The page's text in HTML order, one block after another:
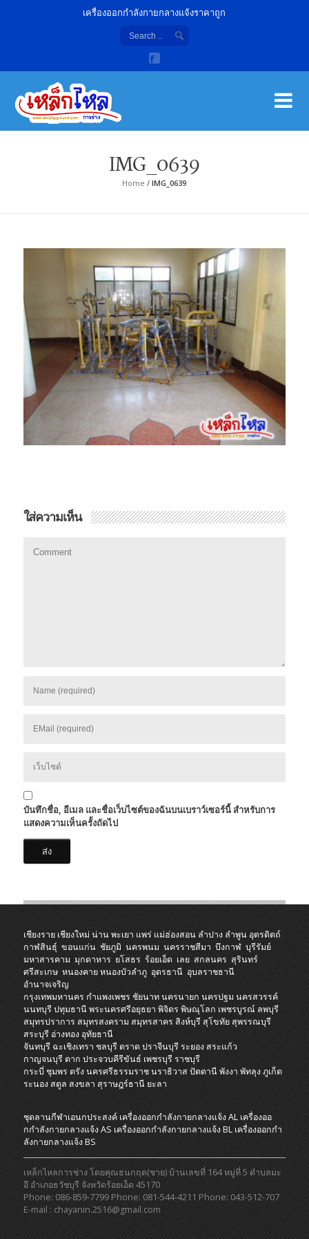
เครื่องออกกำลังกายกลางแจ้งราคาถูก
IMG_0639
Home /IMG_0639
ใส่ความเห็น
บันทึกชื่อ, อีเมล และชื่อเว็บไซต์ของฉันบนเบราว์เซอร์นี้ สำหรับการ
แสดงความเห็นครั้งถัดไป
เชียงราย เชียงใหม่ น่านพะเยา แพร่ แม่ฮ่องสอน ลำปาง ลำพูน อุตรดิตถ์
กาฬสินธุ์ ขอนแก่น ชัยภูมิ นครพนม นครราชสีมา บึงกาฬ บุรีรัมย์
มหาสารคาม มุกดาหาร ยโสธร ร้อยเอ็ด เลย สกลนคร สุรินทร์
ศรีสะเกษ หนองคายหนองบัวลำภู อุดรธานี อุบลราชธานี
อำนาจเจริญ
กรุงเทพมหานคร กำแพงเพชร ชัยนาทนครนายก นครปฐม นครสวรรค์
นนทบุรีปทุมธานีพระนครศรีอยุธยา พิจิตรพิษณุโลก เพชรบูรณ์ ลพบุรี
สมุทรปราการสมุทรสงคราม สมุทรสาครสิงห์บุรี สุโขทัยสุพรรณบุรี
สระบุรี อ่างทอง อุทัยธานี
จันทบุรี ฉะเชิงเทรา ชลบุรี ตราดปราจีนบุรีระยองสระแก้ว
กาญจนบุรีตาก ประจวบคีรีขันธ์ เพชรบุรีราชบุรี
กระบี่ ชุมพร ตรังนครศรีธรรมราชนราธิวาสปัตตานีพังงา พัทลุงภูเก็ต
ระนอง สตูล สงขลา สุราษฎร์ธานี ยะลา
ชุดลานกีฬาเอนกประสงค์ เครื่องออกกําลังกายกลางแจ้ง AL เครื่องออ
กกําลังกายกลางแจ้ง AS เครื่องออกกําลังกายกลางแจ้ง BL เครื่องออกกํา
ลังกายกลางแจ้ง BS
เหล็กไหลการช่าง โดยคุณธนกฤต(ชาย) บ้านเลขที่ 164 หมู่ที่ 5 ตำบลมะ
อึ อำเภอธวัชบุรี จังหวัดร้อยเอ็ด 45170
Phone: 086-859-7799 Phone: 081-544-4211 Phone: 043-512-707
E-mail : chayanin.2516@gmail.com